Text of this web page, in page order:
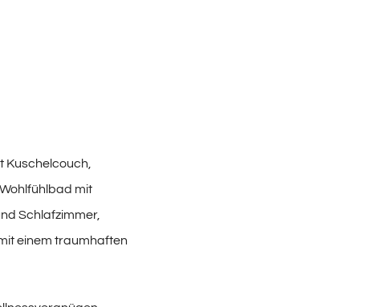
Kuschelcouch,
mit
Schlafzimmer,
einem traumhaften